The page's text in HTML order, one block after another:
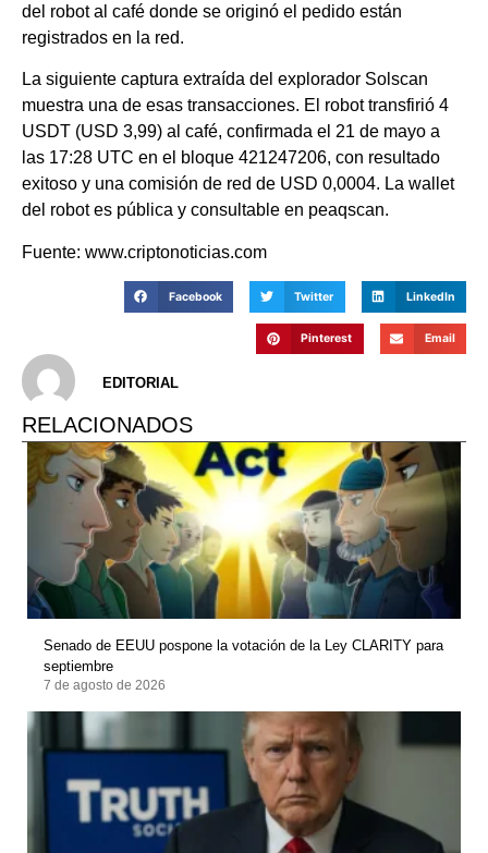
del robot al café donde se originó el pedido están
registrados en la red.
La siguiente captura extraída del explorador Solscan
muestra una de esas transacciones. El robot transfirió 4
USDT (USD 3,99) al café, confirmada el 21 de mayo a
las 17:28 UTC en el bloque 421247206, con resultado
exitoso y una comisión de red de USD 0,0004. La wallet
del robot es pública y consultable en peaqscan.
Fuente: www.criptonoticias.com
Facebook Twitter LinkedIn
Pinterest Email
EDITORIAL
RELACIONADOS
Senado de EEUU pospone la votación de la Ley CLARITY para
septiembre
7 de agosto de 2026